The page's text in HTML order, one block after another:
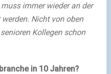
immer wieder an der
Nicht von oben
Kollegen schon
in 10 Jahren?